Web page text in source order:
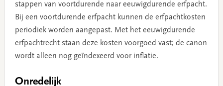
stappen van voortdurende naar eeuwigdurende erfpacht.
Bij een voortdurende erfpacht kunnen de erfpachtkosten
periodiek worden aangepast. Met het eeuwigdurende
erfpachtrecht staan deze kosten voorgoed vast; de canon
wordt alleen nog geïndexeerd voor inflatie.
Onredelijk